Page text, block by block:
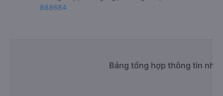
888684
Bảng tổng hợp thông tin nhà